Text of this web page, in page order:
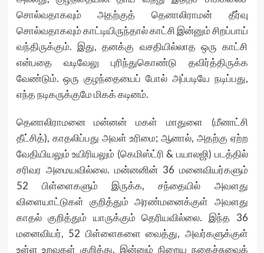
சொல்வதாகவும் அதற்குத் தெனாலிராமன் தீர்வு
சொல்வதாகவும் காட்டியிருந்தால் காட்சி இன்னும் சிறப்பாய்
வந்திருக்கும். இது, தனக்கு வசதியில்லாத ஒரு காட்சி
என்பதை வடிவேலு புரிந்துகொண்டு தவிர்த்திருக்க
வேண்டும். ஒரு குழந்தையைப் போல் அப்படியே நடிப்பது,
எந்த நடிகருக்குமே மிகக் கடினம்.
தெனாலிராமனை மன்னன் மகள் மாதுளை (மீனாட்சி
தீட்சித்), காதலிப்பது அவள் உரிமை; ஆனால், அதற்கு ஏற்ற
வேதியியலும் உயிரியலும் (கெமிஸ்ட்ரி & பயாலஜி) படத்தில்
சரிவர அமையவில்லை. மன்னனின் 36 மனைவியர்களும்
52 பிள்ளைகளும் இருக்க, சந்தையில் அவளது
விளையாட்டுகள் குறித்தும் அரண்மனைக்குள் அவளது
காதல் குறித்தும் யாருக்கும் தெரியவில்லை. இந்த 36
மனைவியர், 52 பிள்ளைகளை வைத்து, அவர்களுக்குள்
உள்ள உறவுகள் குறித்து, இன்னும் நிறைய நகைச்சுவைக்